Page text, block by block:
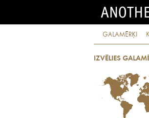
GALAMĒRĶI
IZVĒLIES